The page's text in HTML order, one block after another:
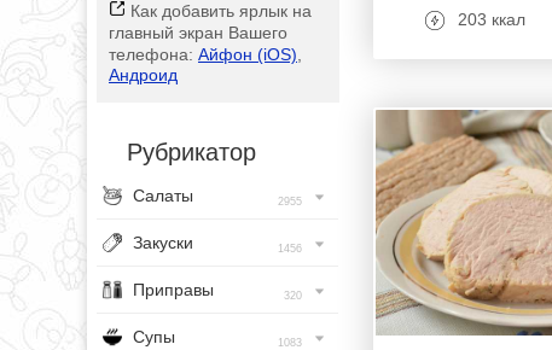
Как добавить ярлык на
главный экран Вашего
телефона: Айфон (iOS)
Андроид
Рубрикатор
Салаты 2955
Закуски 1456
Приправы 320
Супы 1083
203 ккал